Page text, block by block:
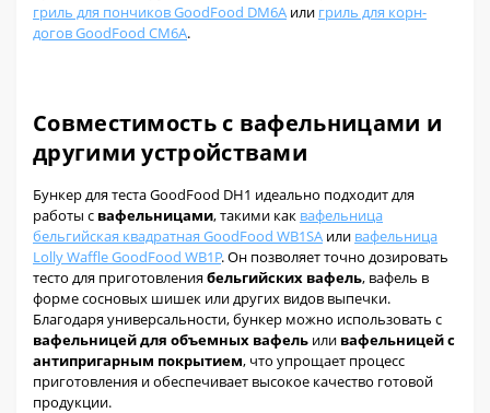
гриль для пончиков GoodFood DM6A или гриль для корн-
догов GoodFood CM6A.
Совместимость с вафельницами и
другими устройствами
Бункер для теста GoodFood DH1 идеально подходит для
работы с вафельницами, такими как вафельница
бельгийская квадратная GoodFood WB1SA или вафельница
Lolly Waffle GoodFood WB1P. Он позволяет точно дозировать
тесто для приготовлениябельгийских вафель, вафель в
форме сосновых шишек или других видов выпечки.
Благодаря универсальности, бункер можно использовать с
вафельницей для объемных вафель или вафельницей с
антипригарным покрытием, что упрощает процесс
приготовления и обеспечивает высокое качество готовой
продукции.